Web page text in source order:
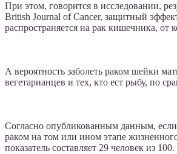
При этом, говорится в исследовании,
British Journal of Cancer, защитный
распространяется на рак кишечника, от
А вероятность заболеть раком шейки
вегетарианцев и тех, кто ест рыбу, по
Согласно опубликованным данным,
раком на том или ином этапе
показатель составляет 29 человек из 100.